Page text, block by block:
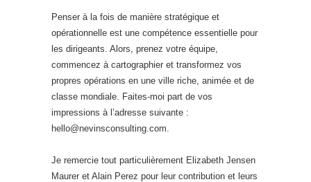
Penser à la fois de manière stratégique et
opérationnelle est une compétence essentielle pour
les dirigeants. Alors, prenez votre équipe,
commencez à cartographier et transformez vos
propres opérations en une ville riche, animée et de
classe mondiale. Faites-moi part de vos
impressions à l’adresse suivante :
hello@nevinsconsulting.com.
Je remercie tout particulièrement Elizabeth Jensen
Maurer et Alain Perez pour leur contribution et leurs